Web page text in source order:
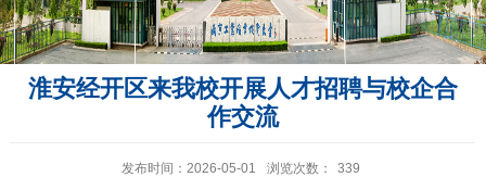
淮安经开区来我校开展人才招聘与校企合
作交流
发布时间：2026-05-01 浏览次数： 339